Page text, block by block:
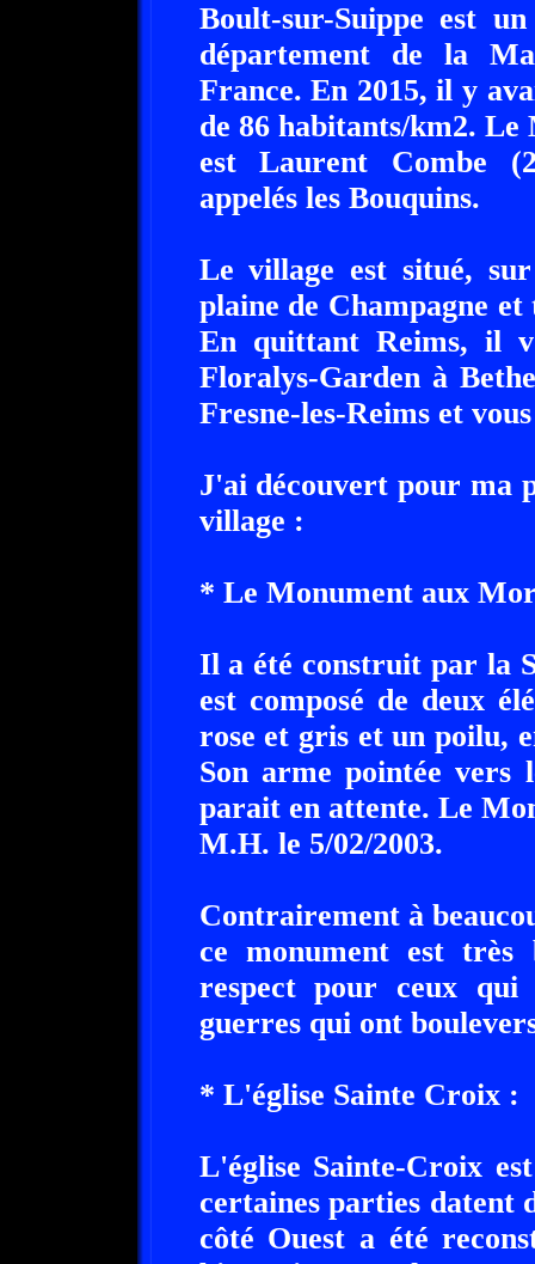
Boult-sur-Suippe est
département de la
France. En 2015, il y
de 86 habitants/km2.
est Laurent Combe
appelés les Bouquins.
Le village est situé,
plaine de Champagne
En quittant Reims, il
Floralys-Garden à
Fresne-les-Reims et
J'ai découvert pour ma
village :
* Le Monument aux
Il a été construit par la
est composé de deux
rose et gris et un poilu,
Son arme pointée
parait en attente. Le
M.H. le 5/02/2003.
Contrairement à
ce monument est très
respect pour ceux qui
guerres qui ont
* L'église Sainte Croix :
L'église Sainte-Croix
certaines parties datent
côté Ouest a été